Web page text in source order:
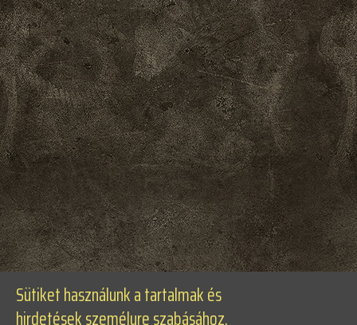
Sütiket használunk a tartalmak és
hirdetések személyre szabásához,